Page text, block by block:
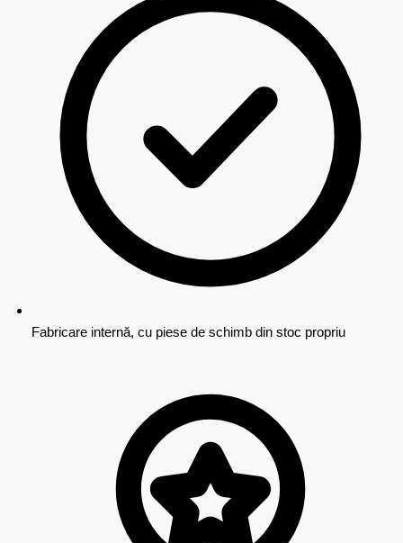
Fabricare internă, cu piese de schimb din stoc propriu